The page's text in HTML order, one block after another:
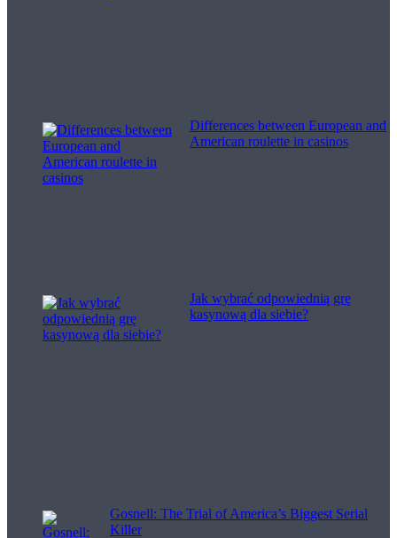
Differences between European and
American roulette in casinos
Jak wybrać odpowiednią grę
kasynową dla siebie?
Gosnell: The Trial of America’s Biggest Serial
Killer